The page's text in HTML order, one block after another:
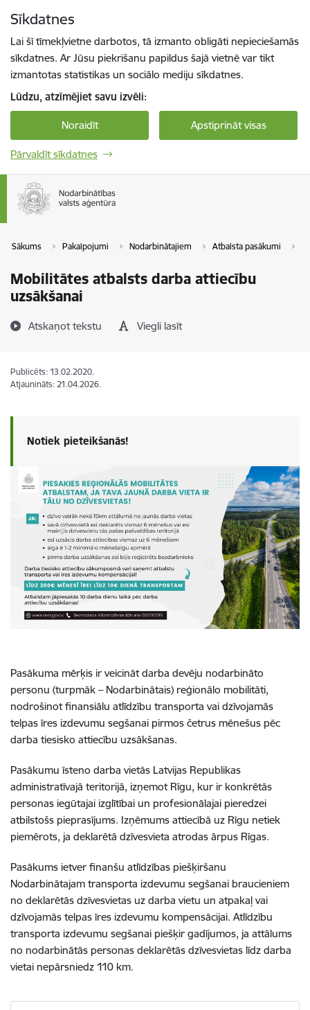
Sīkdatnes
Lai šī tīmekļvietne darbotos, tā izmanto obligāti nepieciešamās
sīkdatnes. Ar Jūsu piekrišanu papildus šajā vietnē var tikt
izmantotas statistikas un sociālo mediju sīkdatnes.
Lūdzu, atzīmējiet savu izvēli:
Noraidīt Apstiprināt visas
Pārvaldīt sīkdatnes
Sākums Pakalpojumi Nodarbinātajiem Atbalsta pasākumi
Mobilitātes atbalsts darba attiecību
uzsākšanai
Atskaņot tekstu Viegli lasīt
Publicēts: 13.02.2020.
Atjaunināts: 21.04.2026.
Notiek pieteikšanās!
Pasākuma mērķis ir veicināt darba devēju nodarbināto
personu (turpmāk – Nodarbinātais) reģionālo mobilitāti,
nodrošinot finansiālu atlīdzību transporta vai dzīvojamās
telpas īres izdevumu segšanai pirmos četrus mēnešus pēc
darba tiesisko attiecību uzsākšanas.
Pasākumu īsteno darba vietās Latvijas Republikas
administratīvajā teritorijā, izņemot Rīgu, kur ir konkrētās
personas iegūtajai izglītībai un profesionālajai pieredzei
atbilstošs pieprasījums. Izņēmums attiecībā uz Rīgu netiek
piemērots, ja deklarētā dzīvesvieta atrodas ārpus Rīgas.
Pasākums ietver finanšu atlīdzības piešķiršanu
Nodarbinātajam transporta izdevumu segšanai braucieniem
no deklarētās dzīvesvietas uz darba vietu un atpakaļ vai
dzīvojamās telpas īres izdevumu kompensācijai. Atlīdzību
transporta izdevumu segšanai piešķir gadījumos, ja attālums
no nodarbinātās personas deklarētās dzīvesvietas līdz darba
vietai nepārsniedz 110 km.